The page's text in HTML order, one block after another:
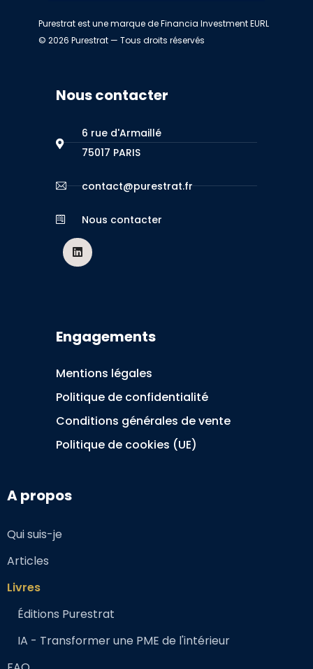
Purestrat est une marque de Financia Investment EURL
© 2026 Purestrat — Tous droits réservés
Nous contacter
6 rue d'Armaillé
75017 PARIS
contact@purestrat.fr
Nous contacter
Engagements
Mentions légales
Politique de confidentialité
Conditions générales de vente
Politique de cookies (UE)
A propos
Qui suis-je
Articles
Livres
Éditions Purestrat
IA - Transformer une PME de l'intérieur